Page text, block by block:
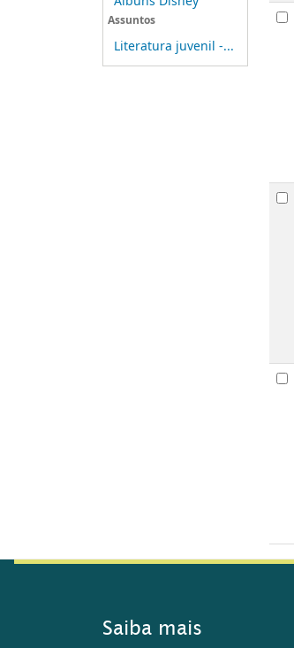
Assuntos
Literatura juvenil -...
Saiba mais